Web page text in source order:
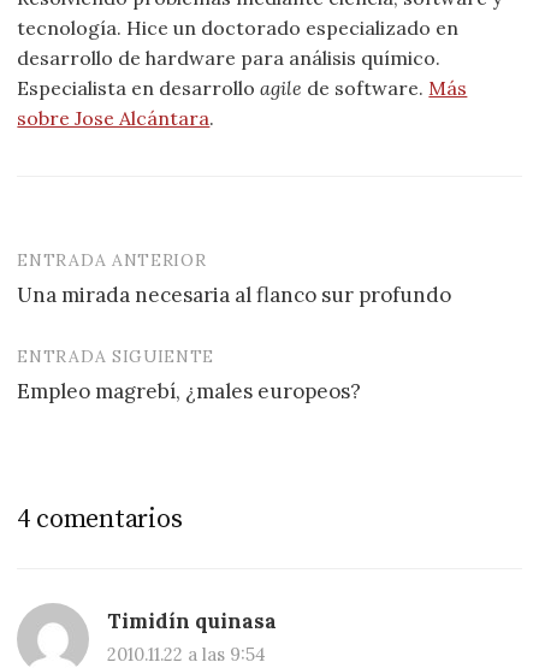
tecnología. Hice un doctorado especializado en
desarrollo de hardware para análisis químico.
Especialista en desarrolloagile de software. Más
sobre Jose Alcántara.
Navegación
de
entradas
ENTRADA ANTERIOR
Una mirada necesaria al flanco sur profundo
ENTRADA SIGUIENTE
Empleo magrebí, ¿males europeos?
4 comentarios
Timidín quinasa
2010.11.22 a las 9:54